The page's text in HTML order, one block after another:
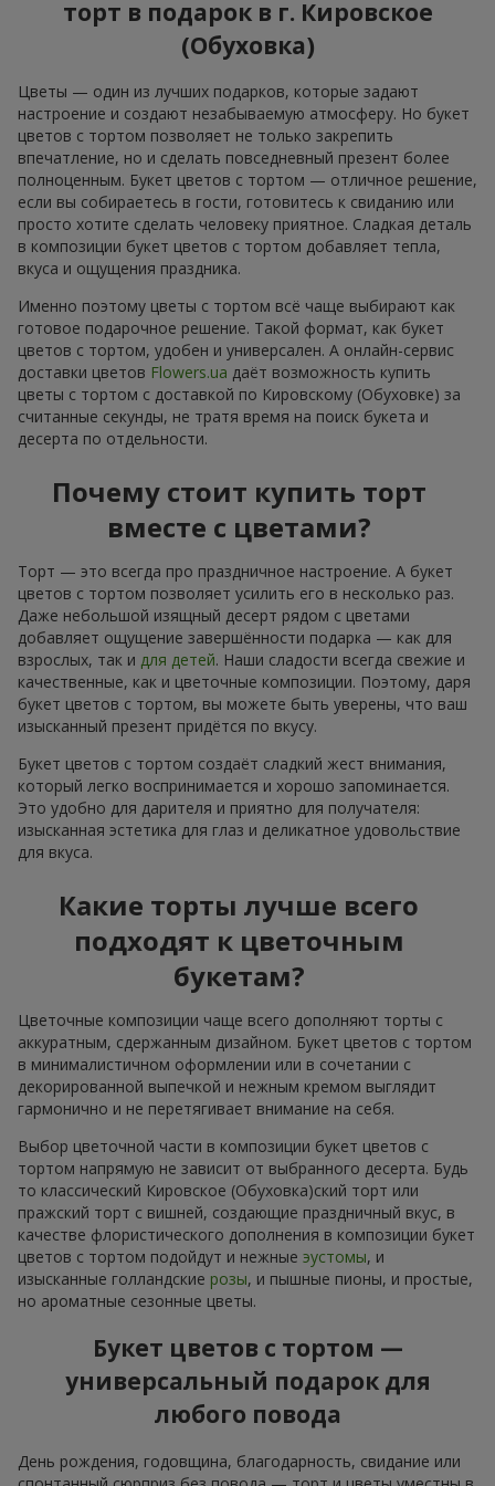
торт в подарок в г. Кировское
(Обуховка)
Цветы — один из лучших подарков, которые задают
настроение и создают незабываемую атмосферу. Но букет
цветов с тортом позволяет не только закрепить
впечатление, но и сделать повседневный презент более
полноценным. Букет цветов с тортом — отличное решение,
если вы собираетесь в гости, готовитесь к свиданию или
просто хотите сделать человеку приятное. Сладкая деталь
в композиции букет цветов с тортом добавляет тепла,
вкуса и ощущения праздника.
Именно поэтому цветы с тортом всё чаще выбирают как
готовое подарочное решение. Такой формат, как букет
цветов с тортом, удобен и универсален. А онлайн-сервис
доставки цветов Flowers.ua даёт возможность купить
цветы с тортом с доставкой по Кировскому (Обуховке) за
считанные секунды, не тратя время на поиск букета и
десерта по отдельности.
Почему стоит купить торт
вместе с цветами?
Торт — это всегда про праздничное настроение. А букет
цветов с тортом позволяет усилить его в несколько раз.
Даже небольшой изящный десерт рядом с цветами
добавляет ощущение завершённости подарка — как для
взрослых, так и для детей. Наши сладости всегда свежие и
качественные, как и цветочные композиции. Поэтому, даря
букет цветов с тортом, вы можете быть уверены, что ваш
изысканный презент придётся по вкусу.
Букет цветов с тортом создаёт сладкий жест внимания,
который легко воспринимается и хорошо запоминается.
Это удобно для дарителя и приятно для получателя:
изысканная эстетика для глаз и деликатное удовольствие
для вкуса.
Какие торты лучше всего
подходят к цветочным
букетам?
Цветочные композиции чаще всего дополняют торты с
аккуратным, сдержанным дизайном. Букет цветов с тортом
в минималистичном оформлении или в сочетании с
декорированной выпечкой и нежным кремом выглядит
гармонично и не перетягивает внимание на себя.
Выбор цветочной части в композиции букет цветов с
тортом напрямую не зависит от выбранного десерта. Будь
то классический Кировское (Обуховка)ский торт или
пражский торт с вишней, создающие праздничный вкус, в
качестве флористического дополнения в композиции букет
цветов с тортом подойдут и нежные эустомы, и
изысканные голландские розы, и пышные пионы, и простые,
но ароматные сезонные цветы.
Букет цветов с тортом —
универсальный подарок для
любого повода
День рождения, годовщина, благодарность, свидание или